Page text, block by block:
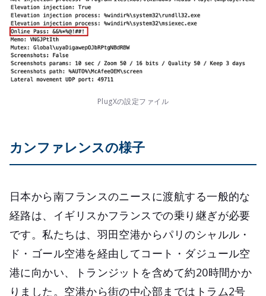
PlugXの設定ファイル
カンファレンスの様子
日本から南フランスのニースに渡航する一般的な
経路は、イギリスかフランスでの乗り継ぎが必要
です。私たちは、羽田空港からパリのシャルル・
ド・ゴール空港を経由してコート・ダジュール空
港に向かい、トランジットを含めて約20時間かか
りました。空港から街の中心部まではトラム2号